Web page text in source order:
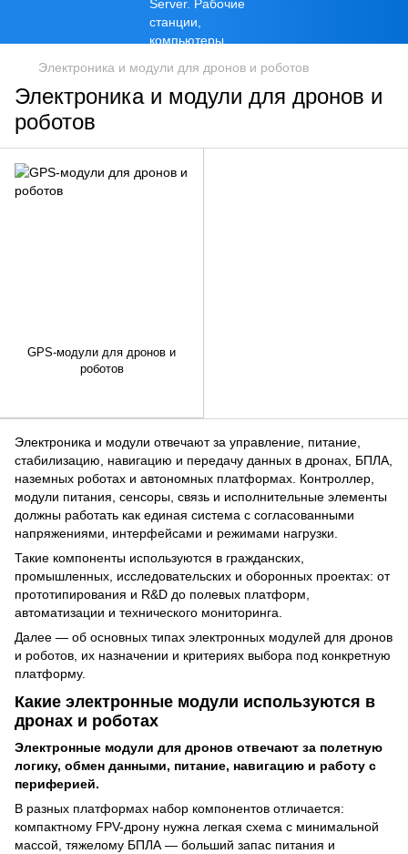
Электроника и модули для дронов и роботов
Электроника и модули для дронов и
роботов
Электроника и модули отвечают за управление, питание,
стабилизацию, навигацию и передачу данных в дронах, БПЛА,
наземных роботах и автономных платформах. Контроллер,
модули питания, сенсоры, связь и исполнительные элементы
должны работать как единая система с согласованными
напряжениями, интерфейсами и режимами нагрузки.
Такие компоненты используются в гражданских,
промышленных, исследовательских и оборонных проектах: от
прототипирования и R&D до полевых платформ,
автоматизации и технического мониторинга.
Далее — об основных типах электронных модулей для дронов
и роботов, их назначении и критериях выбора под конкретную
платформу.
Какие электронные модули используются в
дронах и роботах
Электронные модули для дронов отвечают за полетную
логику, обмен данными, питание, навигацию и работу с
периферией.
В разных платформах набор компонентов отличается:
компактному FPV-дрону нужна легкая схема с минимальной
массой, тяжелому БПЛА — больший запас питания и
GPS-модули для дронов и
роботов